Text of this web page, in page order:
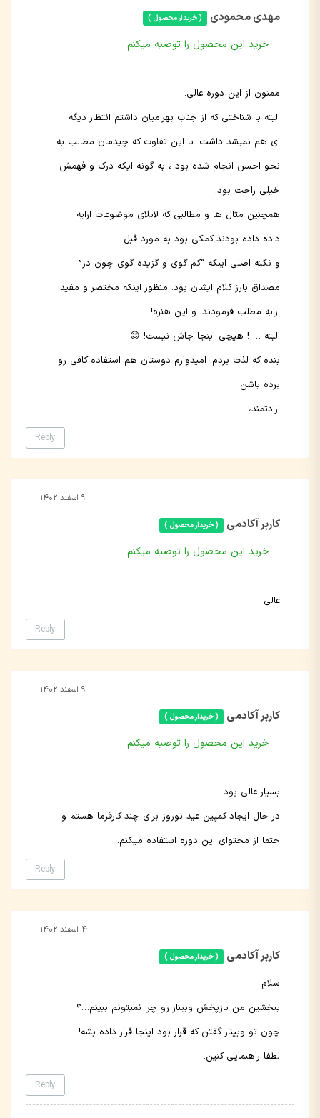
مهدی محمودی ( خریدار محصول )
Reply
خرید این محصول را توصیه میکنم
ممنون از این دوره عالی.
البته با شناختی که از جناب بهرامیان داشتم انتظار دیگه
ای هم نمیشد داشت. با این تفاوت که چیدمان مطالب به
نحو احسن انجام شده بود ، به گونه ایکه درک و فهمش
خیلی راحت بود.
همچنین مثال ها و مطالبی که لابلای موضوعات ارایه
داده داده بودند کمکی بود به مورد قبل.
و نکته اصلی اینکه “کم گوی و گزیده گوی چون در”
مصداق بارز کلام ایشان بود. منظور اینکه مختصر و مفید
ارایه مطلب فرمودند. و این هنره!
البته … ! هیچی اینجا جاش نیست! 😊
بنده که لذت بردم. امیدوارم دوستان هم استفاده کافی رو
برده باشن.
ارادتمند،
کاربر آکادمی ( خریدار محصول )
۹ اسفند ۱۴۰۲
Reply
خرید این محصول را توصیه میکنم
عالی
کاربر آکادمی ( خریدار محصول )
۹ اسفند ۱۴۰۲
Reply
خرید این محصول را توصیه میکنم
بسیار عالی بود.
در حال ایجاد کمپین عید نوروز برای چند کارفرما هستم و
حتما از محتوای این دوره استفاده میکنم.
کاربر آکادمی ( خریدار محصول )
۴ اسفند ۱۴۰۲
Reply
سلام
ببخشین من بازپخش وبینار رو چرا نمیتونم ببینم…؟
چون تو وبینار گفتن که قرار بود اینجا قرار داده بشه!
لطفا راهنمایی کنین.